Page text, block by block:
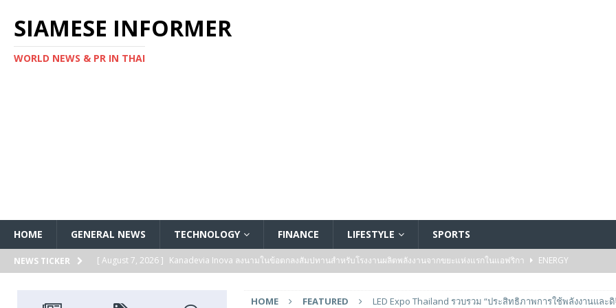
SIAMESE INFORMER
WORLD NEWS & PR IN THAI
HOME GENERAL NEWS TECHNOLOGY FINANCE LIFESTYLE SPORTS
NEWS TICKER [ August 7, 2026 ] Kanadevia Inova ลงนามในข้อตกลงสัมปทานสำหรับโรงงานผลิตพลังงานจากขยะแห่งแรกในแอฟริกา
ENERGY
HOME FEATURED
LED Expo Thailand รวบรวม “ประสิทธิภาพการใช้พลังงานและ